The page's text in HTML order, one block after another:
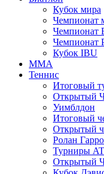
Кубок мира
Чемпионат
Чемпионат
Чемпионат
Кубок IBU
MMA
Теннис
Итоговый
Открытый
Уимблдон
Итоговый
Открытый
Ролан
Турниры
Открытый